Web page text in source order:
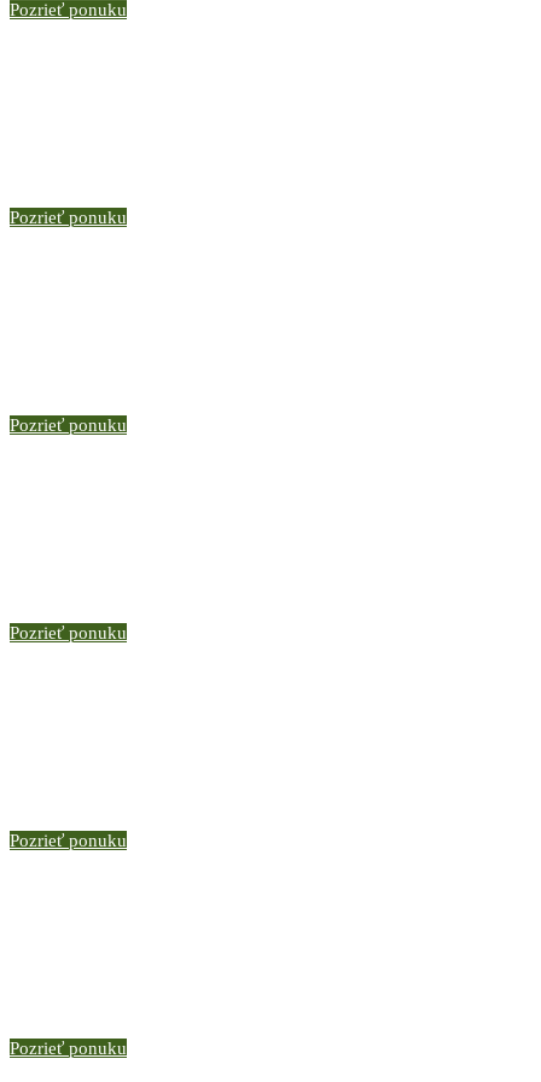
Pozrieť ponuku
Pozrieť ponuku
Pozrieť ponuku
Pozrieť ponuku
Pozrieť ponuku
Pozrieť ponuku